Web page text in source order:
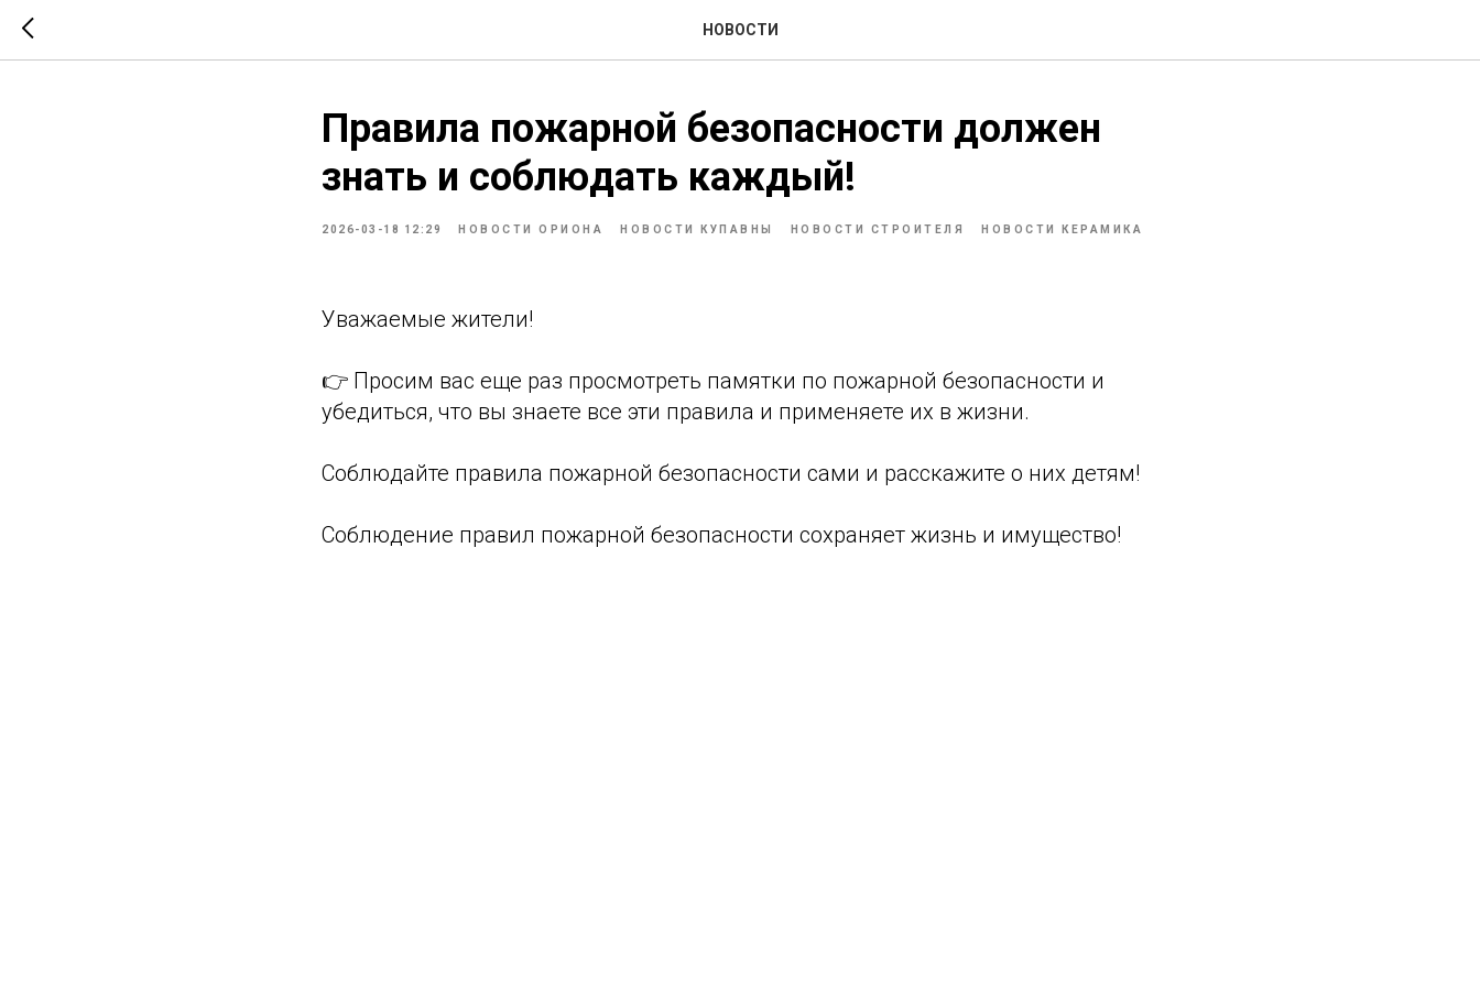
НОВОСТИ
Правила пожарной безопасности должен
знать и соблюдать каждый!
2026-03-18 12:29 НОВОСТИ ОРИОНА НОВОСТИ КУПАВНЫ НОВОСТИ СТРОИТЕЛЯ НОВОСТИ КЕРАМИКА
Уважаемые жители!
👉 Просим вас еще раз просмотреть памятки по пожарной безопасности и
убедиться, что вы знаете все эти правила и применяете их в жизни.
Соблюдайте правила пожарной безопасности сами и расскажите о них детям!
Соблюдение правил пожарной безопасности сохраняет жизнь и имущество!